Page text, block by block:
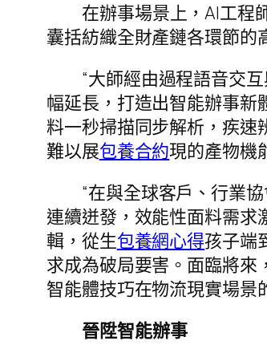
在辦事場景上，AI工程
囊括紡織全財產鏈各環節的
“大師經由過程語音交
幅延長，打造出智能辦事新
料一秒掃描同步解析，疾
難以展包養合約現的產物機
“在與全球客戶、行業
連續迸發，效能性面料需求
輯，從生包養網心得孩子端
求成為破局要害。面臨將來
智能體技巧在物流現實場景
晉陞智能辦事